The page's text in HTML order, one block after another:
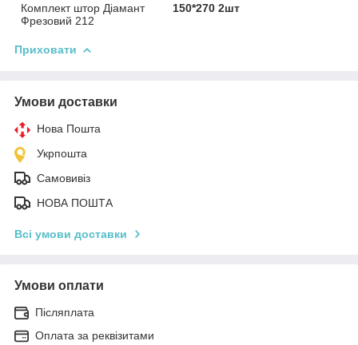
Комплект штор Діамант
Фрезовий 212
150*270 2шт
Приховати
Умови доставки
Нова Пошта
Укрпошта
Самовивіз
НОВА ПОШТА
Всі умови доставки
Умови оплати
Післяплата
Оплата за реквізитами